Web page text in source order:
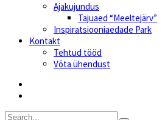
Ajakujundus
Tajuaed “Meeltejärv”
Inspiratsiooniaedade Park
Kontakt
Tehtud tööd
Võta ühendust